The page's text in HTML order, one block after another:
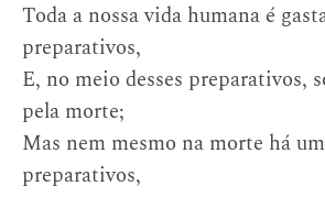
Toda a nossa vida humana é
preparativos,
E, no meio desses preparativos,
pela morte;
Mas nem mesmo na morte há
preparativos,